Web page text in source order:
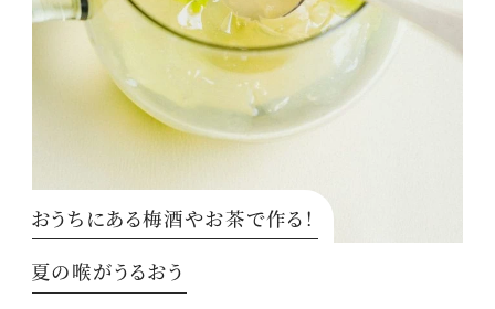
おうちにある梅酒やお茶で作る！
夏の喉がうるおう